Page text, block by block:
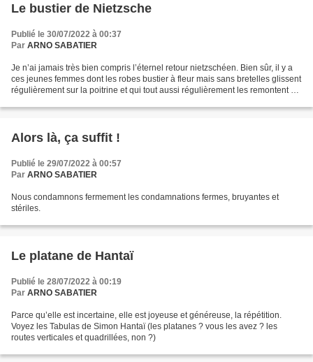
Le bustier de Nietzsche
Publié le 30/07/2022 à 00:37
Par ARNO SABATIER
Je n’ai jamais très bien compris l’éternel retour nietzschéen. Bien sûr, il y a
ces jeunes femmes dont les robes bustier à fleur mais sans bretelles glissent
régulièrement sur la poitrine et qui tout aussi régulièrement les remontent en
Alors là, ça suffit !
Publié le 29/07/2022 à 00:57
Par ARNO SABATIER
Nous condamnons fermement les condamnations fermes, bruyantes et
stériles.
Le platane de Hantaï
Publié le 28/07/2022 à 00:19
Par ARNO SABATIER
Parce qu’elle est incertaine, elle est joyeuse et généreuse, la répétition.
Voyez les Tabulas de Simon Hantaï (les platanes ? vous les avez ? les
routes verticales et quadrillées, non ?)